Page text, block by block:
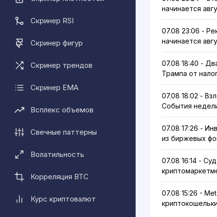
Скринер RSI
Скринер фигур
Скринер трендов
Скринер EMA
Всплекс объемов
Свечные паттерны
Волатильность
Корреляция BTC
Курс криптовалют
начинается
07.08 23:06 -
начинается
07.08 18:40 -
Трампа от
07.08 18:02 -
События
07.08 17:26 -
из биржевых
07.08 16:14 -
07.08 15:26 -